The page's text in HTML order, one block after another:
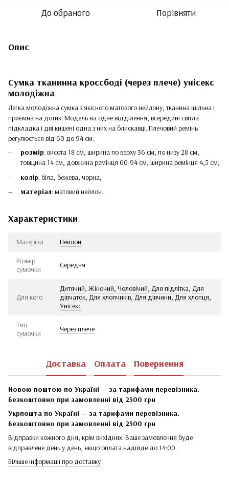
До обраного Порівняти
Опис
Сумка тканинна кроссбоді (через плече) унісекс
молодіжна
Легка молодіжна сумка з якісного матового нейлону, тканина щільна і
приємна на дотик. Модель на одне відділення, всередині світла
підкладка і дві кишені одна з них на блискавці. Плечовий ремінь
регулюється від 60 до 94 см.
розмір: висота 18 см, ширина по верху 36 см, по низу 28 см,
товщина 14 см, довжина ремінця 60-94 см, ширина ремінця 4,5 см;
колір: біла, бежева, чорна;
матеріал: матовий нейлон.
Характеристики
Матеріал Нейлон
Розмір
сумочки
Середня
Для кого
Дитячий, Жіночий, Чоловічий, Для підлітка, Для
дівчаток, Для хлопчиків, Для дівчини, Для хлопця,
Унісекс
Тип
сумочки
Через плече
Доставка Оплата Повернення
Новою поштою по Україні — за тарифами перевізника.
Безкоштовно при замовленні від 2500 грн
Укрпошта по Україні — за тарифами перевізника.
Безкоштовно при замовленні від 2500 грн
Відправки кожного дня, крім вихідних. Ваше замовлення буде
відправлене день у день, якщо оплата надійде до 14:00.
Більше інформації про доставку